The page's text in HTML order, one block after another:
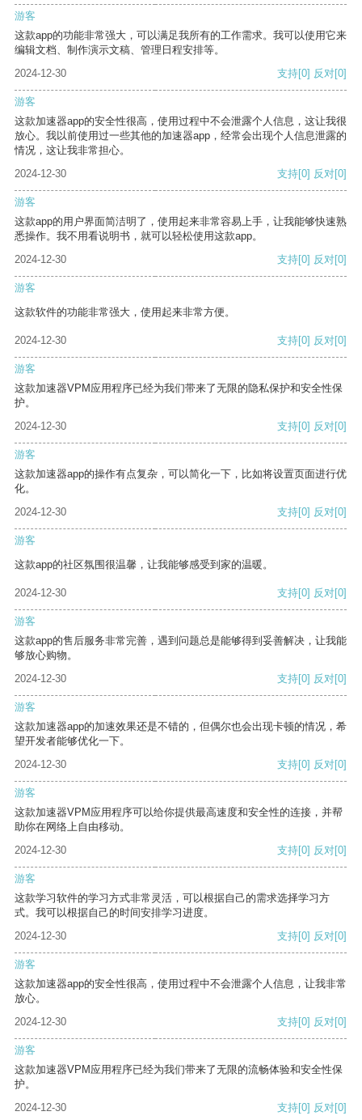
游客
这款app的功能非常强大，可以满足我所有的工作需求。我可以使用它来
编辑文档、制作演示文稿、管理日程安排等。
2024-12-30
支持[0] 反对[0]
游客
这款加速器app的安全性很高，使用过程中不会泄露个人信息，这让我很
放心。我以前使用过一些其他的加速器app，经常会出现个人信息泄露的
情况，这让我非常担心。
2024-12-30
支持[0] 反对[0]
游客
这款app的用户界面简洁明了，使用起来非常容易上手，让我能够快速熟
悉操作。我不用看说明书，就可以轻松使用这款app。
2024-12-30
支持[0] 反对[0]
游客
这款软件的功能非常强大，使用起来非常方便。
2024-12-30 支持[0] 反对[0]
游客
这款加速器VPM应用程序已经为我们带来了无限的隐私保护和安全性保
护。
2024-12-30
支持[0] 反对[0]
游客
这款加速器app的操作有点复杂，可以简化一下，比如将设置页面进行优
化。
2024-12-30
支持[0] 反对[0]
游客
这款app的社区氛围很温馨，让我能够感受到家的温暖。
2024-12-30 支持[0] 反对[0]
游客
这款app的售后服务非常完善，遇到问题总是能够得到妥善解决，让我能
够放心购物。
2024-12-30
支持[0] 反对[0]
游客
这款加速器app的加速效果还是不错的，但偶尔也会出现卡顿的情况，希
望开发者能够优化一下。
2024-12-30
支持[0] 反对[0]
游客
这款加速器VPM应用程序可以给你提供最高速度和安全性的连接，并帮
助你在网络上自由移动。
2024-12-30
支持[0] 反对[0]
游客
这款学习软件的学习方式非常灵活，可以根据自己的需求选择学习方
式。我可以根据自己的时间安排学习进度。
2024-12-30
支持[0] 反对[0]
游客
这款加速器app的安全性很高，使用过程中不会泄露个人信息，让我非常
放心。
2024-12-30
支持[0] 反对[0]
游客
这款加速器VPM应用程序已经为我们带来了无限的流畅体验和安全性保
护。
2024-12-30
支持[0] 反对[0]